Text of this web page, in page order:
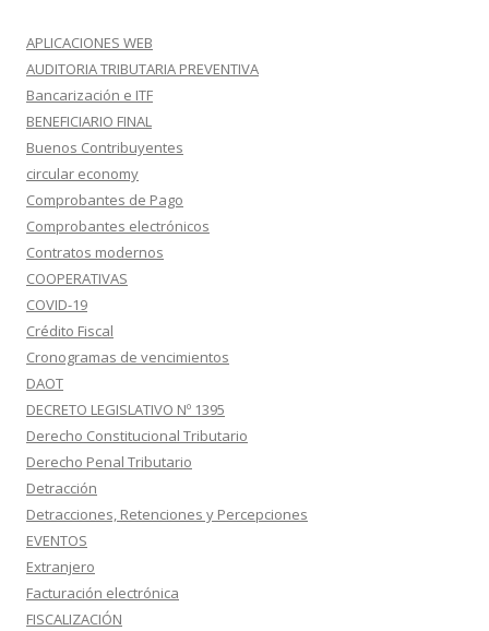
APLICACIONES WEB
AUDITORIA TRIBUTARIA PREVENTIVA
Bancarización e ITF
BENEFICIARIO FINAL
Buenos Contribuyentes
circular economy
Comprobantes de Pago
Comprobantes electrónicos
Contratos modernos
COOPERATIVAS
COVID-19
Crédito Fiscal
Cronogramas de vencimientos
DAOT
DECRETO LEGISLATIVO Nº 1395
Derecho Constitucional Tributario
Derecho Penal Tributario
Detracción
Detracciones, Retenciones y Percepciones
EVENTOS
Extranjero
Facturación electrónica
FISCALIZACIÓN